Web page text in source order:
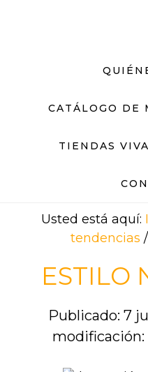
CATÁLOGO DE
TIENDAS
Usted está aquí:
tendencias /
ESTILO
Publicado: 7
modificación: